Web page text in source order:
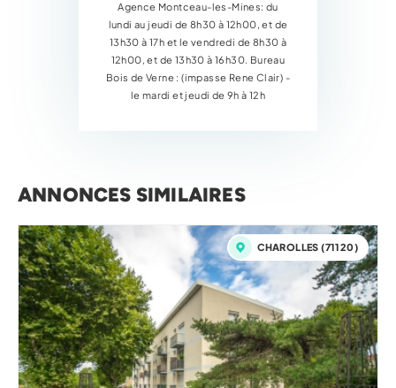
Agence Montceau-les-Mines: du
lundi au jeudi de 8h30 à 12h00, et de
13h30 à 17h et le vendredi de 8h30 à
12h00, et de 13h30 à 16h30. Bureau
Bois de Verne : (impasse Rene Clair) -
le mardi et jeudi de 9h à 12h
ANNONCES SIMILAIRES
CHAROLLES (71120)